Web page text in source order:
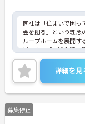
同社は「住まいで困っ
会を創る」という理念
ループホームを展開す
業です。「広域生活支
数施設を横断的に担当
フのサポートを行うハ
最新設備とバリアフリ
体的負担が少なく、広
とで高い給与水準を実
日の確保や、献立・レ
効率化など、ワークラ
詳細を見
募集停止